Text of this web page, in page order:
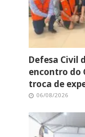
Defesa Civil
encontro do
troca de
06/08/2026